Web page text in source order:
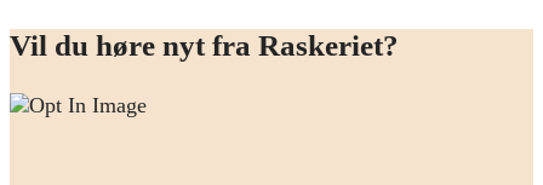
Vil du høre nyt fra Raskeriet?